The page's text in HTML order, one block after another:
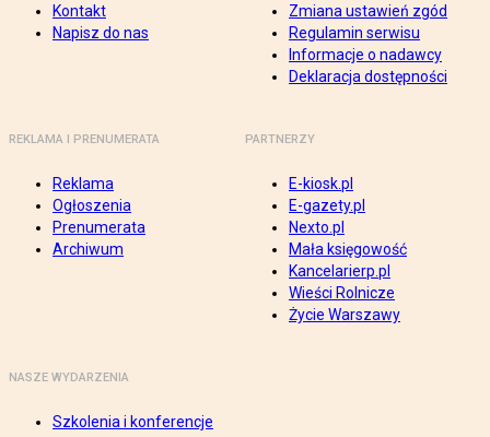
Kontakt
Napisz do nas
Zmiana ustawień zgód
Regulamin serwisu
Informacje o nadawcy
Deklaracja dostępności
REKLAMA I PRENUMERATA
Reklama
Ogłoszenia
Prenumerata
Archiwum
PARTNERZY
E-kiosk.pl
E-gazety.pl
Nexto.pl
Mała księgowość
Kancelarierp.pl
Wieści Rolnicze
Życie Warszawy
NASZE WYDARZENIA
Szkolenia i konferencje